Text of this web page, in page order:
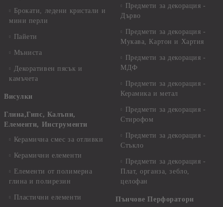
Брокати, ледени кристали и
мини перли
Пайети
Мъниста
Декоративен пясък и
камъчета
Висулки
Глина,Гипс, Калъпи,
Елементи, Инструменти
Керамична смес за отливки
Керамични елементи
Елементи от полимерна
глина и полирезин
Пластични елементи
Предмети за декорация -
Дърво
Предмети за декорация -
Мукава, Картон и Хартия
Предмети за декорация -
МДФ
Предмети за декорация -
Керамика и метал
Предмети за декорация -
Стирофом
Предмети за декорация -
Стъкло
Предмети за декорация -
Плат, органза, зебло,
целофан
Пънчове Перфоратори